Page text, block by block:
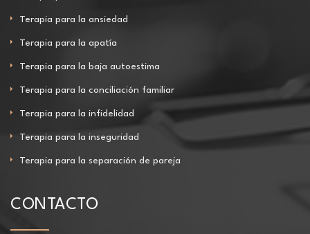
Terapia para la ansiedad
Terapia para la apatía
Terapia para la baja autoestima
Terapia para la conciliación familiar
Terapia para la infidelidad
Terapia para la inseguridad
Terapia para la separación de pareja
CONTACTO